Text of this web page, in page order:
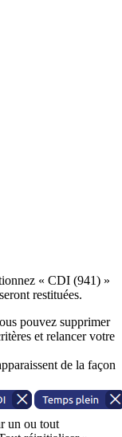
« CDI (941) »
restituées.
pouvez supprimer
et relancer votre
de la façon
un ou tout